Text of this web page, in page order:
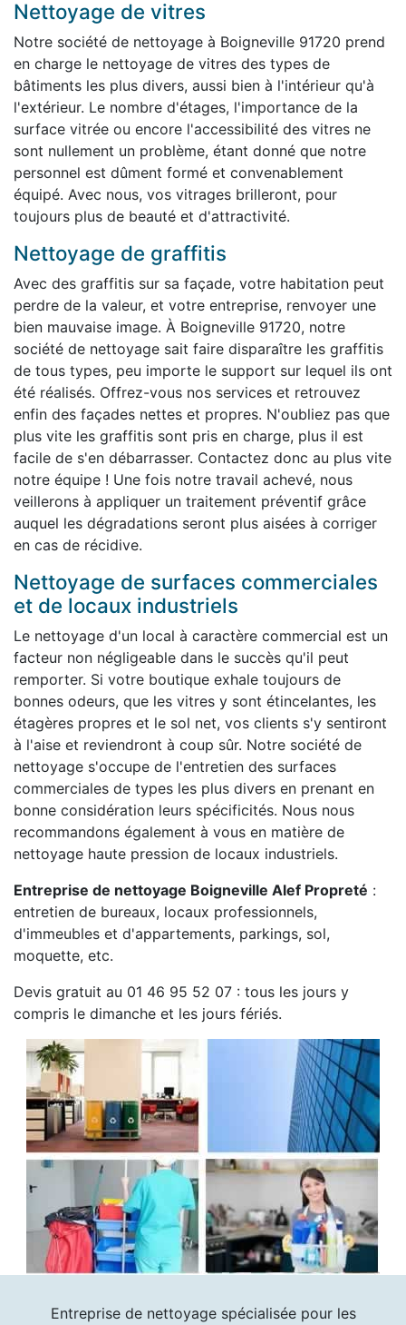
Nettoyage de vitres
Notre société de nettoyage à Boigneville 91720 prend
en charge le nettoyage de vitres des types de
bâtiments les plus divers, aussi bien à l'intérieur qu'à
l'extérieur. Le nombre d'étages, l'importance de la
surface vitrée ou encore l'accessibilité des vitres ne
sont nullement un problème, étant donné que notre
personnel est dûment formé et convenablement
équipé. Avec nous, vos vitrages brilleront, pour
toujours plus de beauté et d'attractivité.
Nettoyage de graffitis
Avec des graffitis sur sa façade, votre habitation peut
perdre de la valeur, et votre entreprise, renvoyer une
bien mauvaise image. À Boigneville 91720, notre
société de nettoyage sait faire disparaître les graffitis
de tous types, peu importe le support sur lequel ils ont
été réalisés. Offrez-vous nos services et retrouvez
enfin des façades nettes et propres. N'oubliez pas que
plus vite les graffitis sont pris en charge, plus il est
facile de s'en débarrasser. Contactez donc au plus vite
notre équipe ! Une fois notre travail achevé, nous
veillerons à appliquer un traitement préventif grâce
auquel les dégradations seront plus aisées à corriger
en cas de récidive.
Nettoyage de surfaces commerciales
et de locaux industriels
Le nettoyage d'un local à caractère commercial est un
facteur non négligeable dans le succès qu'il peut
remporter. Si votre boutique exhale toujours de
bonnes odeurs, que les vitres y sont étincelantes, les
étagères propres et le sol net, vos clients s'y sentiront
à l'aise et reviendront à coup sûr. Notre société de
nettoyage s'occupe de l'entretien des surfaces
commerciales de types les plus divers en prenant en
bonne considération leurs spécificités. Nous nous
recommandons également à vous en matière de
nettoyage haute pression de locaux industriels.
Entreprise de nettoyage Boigneville Alef Propreté :
entretien de bureaux, locaux professionnels,
d'immeubles et d'appartements, parkings, sol,
moquette, etc.
Devis gratuit au 01 46 95 52 07 : tous les jours y
compris le dimanche et les jours fériés.
Entreprise de nettoyage spécialisée pour les